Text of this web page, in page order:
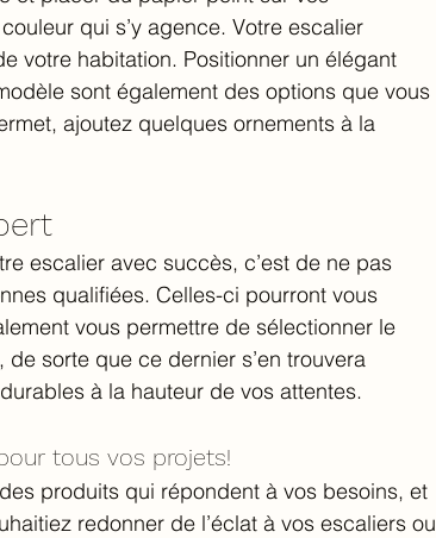
qui s’y agence. Votre escalier
votre habitation. Positionner un élégant
sont également des options que vous
ajoutez quelques ornements à la
escalier avec succès, c’est de ne pas
qualifiées. Celles-ci pourront vous
vous permettre de sélectionner le
sorte que ce dernier s’en trouvera
à la hauteur de vos attentes.
tous vos projets!
produits qui répondent à vos besoins, et
redonner de l’éclat à vos escaliers ou